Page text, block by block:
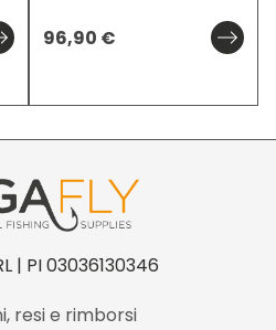
96,90 €
| PI 03036130346
resi e rimborsi